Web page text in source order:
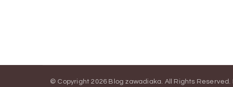
© Copyright 2026 Blog zawadiaka. All Rights Reserved.